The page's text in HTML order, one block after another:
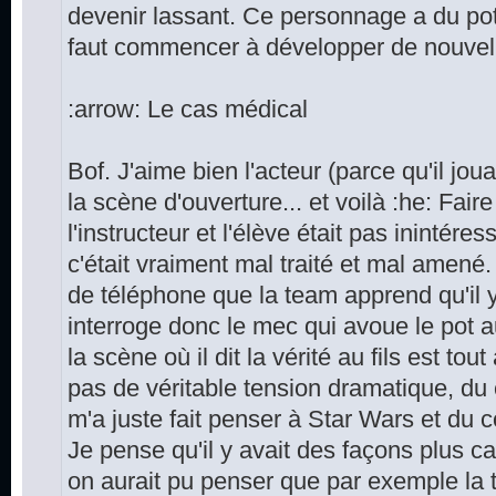
devenir lassant. Ce personnage a du
faut commencer à développer de
:arrow: Le cas médical
Bof. J'aime bien l'acteur (parce qu'il
la scène d'ouverture... et voilà :he:
l'instructeur et l'élève était pas
c'était vraiment mal traité et mal
de téléphone que la team apprend qu'il
interroge donc le mec qui avoue le pot
la scène où il dit la vérité au fils est
pas de véritable tension dramatique,
m'a juste fait penser à Star Wars et du
Je pense qu'il y avait des façons plus
on aurait pu penser que par exemple la